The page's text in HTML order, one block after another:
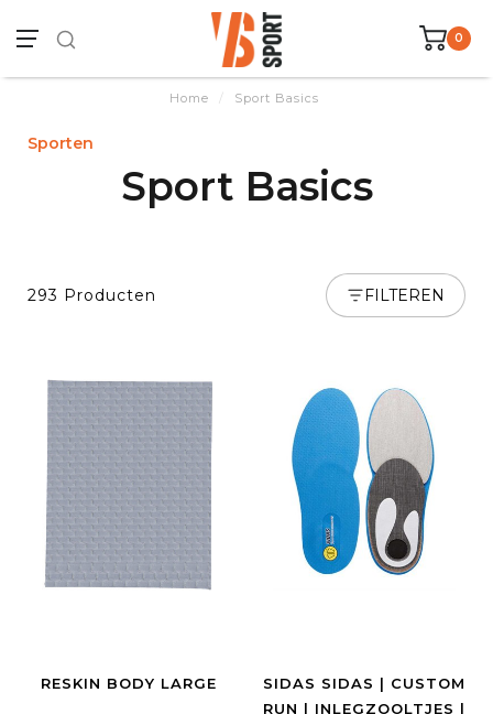
0
Home / Sport Basics
Sporten
Sport Basics
293 Producten FILTEREN
RESKIN BODY LARGE
SIDAS SIDAS | CUSTOM
RUN | INLEGZOOLTJES |